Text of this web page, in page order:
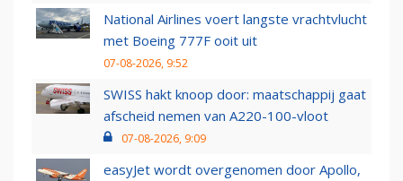
National Airlines voert langste vrachtvlucht
met Boeing 777F ooit uit
07-08-2026, 9:52
SWISS hakt knoop door: maatschappij gaat
afscheid nemen van A220-100-vloot
07-08-2026, 9:09
easyJet wordt overgenomen door Apollo,